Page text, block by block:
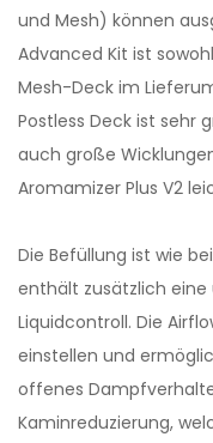
und Mesh) können
Advanced Kit ist
Mesh-Deck im
Postless Deck ist sehr
auch große
Aromamizer Plus V2
Die Befüllung ist wie
enthält zusätzlich
Liquidcontroll. Die
einstellen und
offenes
Kaminreduzierung,